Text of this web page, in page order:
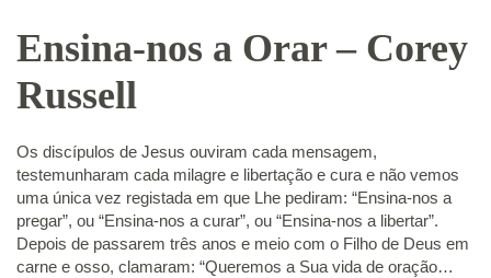
Ensina-nos a Orar – Corey
Russell
Os discípulos de Jesus ouviram cada mensagem,
testemunharam cada milagre e libertação e cura e não vemos
uma única vez registada em que Lhe pediram: “Ensina-nos a
pregar”, ou “Ensina-nos a curar”, ou “Ensina-nos a libertar”.
Depois de passarem três anos e meio com o Filho de Deus em
carne e osso, clamaram: “Queremos a Sua vida de oração…